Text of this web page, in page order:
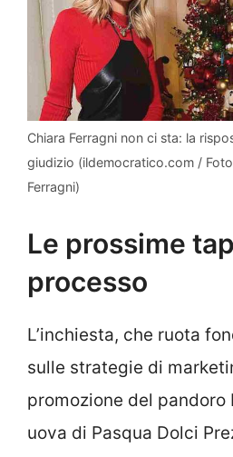
Chiara Ferragni non ci sta: la
giudizio (ildemocratico.com /
Ferragni)
Le prossime
processo
L’inchiesta, che ruota
sulle strategie di
promozione del pandoro
uova di Pasqua Dolci